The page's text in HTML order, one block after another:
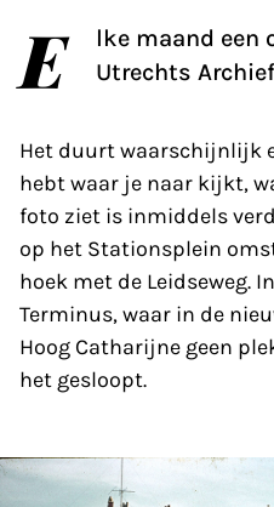
E
lke maand een
Utrechts
Het duurt waarschijnlijk
hebt waar je naar kijkt,
foto ziet is inmiddels
op het Stationsplein
hoek met de Leidseweg.
Terminus, waar in de
Hoog Catharijne geen
het gesloopt.